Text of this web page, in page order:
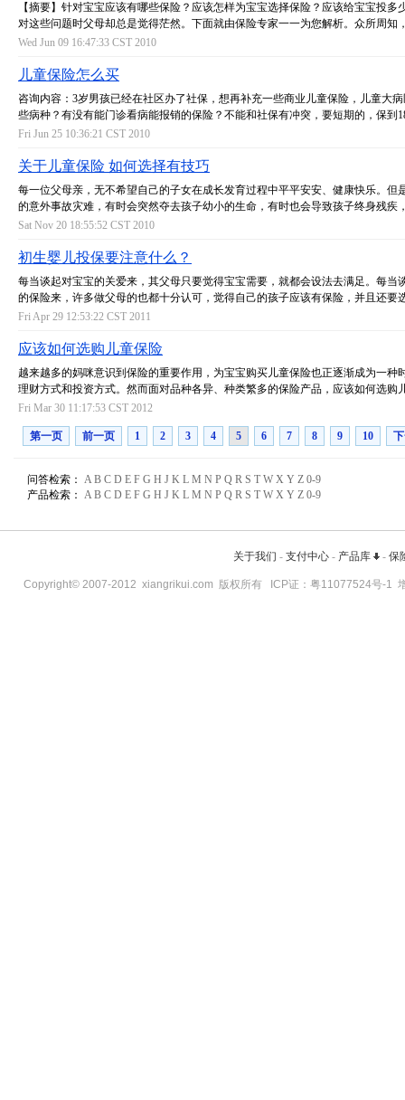
【摘要】针对宝宝应该有哪些保险？应该怎样为宝宝选择保险？应该给宝宝投多
对这些问题时父母却总是觉得茫然。下面就由保险专家一一为您解析。众所周知
Wed Jun 09 16:47:33 CST 2010
儿童保险怎么买
咨询内容：3岁男孩已经在社区办了社保，想再补充一些商业儿童保险，儿童大
些病种？有没有能门诊看病能报销的保险？不能和社保有冲突，要短期的，保到
Fri Jun 25 10:36:21 CST 2010
关于儿童保险 如何选择有技巧
每一位父母亲，无不希望自己的子女在成长发育过程中平平安安、健康快乐。但
的意外事故灾难，有时会突然夺去孩子幼小的生命，有时也会导致孩子终身残疾
Sat Nov 20 18:55:52 CST 2010
初生婴儿投保要注意什么？
每当谈起对宝宝的关爱来，其父母只要觉得宝宝需要，就都会设法去满足。每当
的保险来，许多做父母的也都十分认可，觉得自己的孩子应该有保险，并且还要
Fri Apr 29 12:53:22 CST 2011
应该如何选购儿童保险
越来越多的妈咪意识到保险的重要作用，为宝宝购买儿童保险也正逐渐成为一种
理财方式和投资方式。然而面对品种各异、种类繁多的保险产品，应该如何选购
Fri Mar 30 11:17:53 CST 2012
第一页 前一页 1 2 3 4 5 6 7 8 9 10
问答检索： A B C D E F G H J K L M N P Q R S T W X Y Z 0-9
产品检索： A B C D E F G H J K L M N P Q R S T W X Y Z 0-9
关于我们 - 支付中心- 产品库 - 保
Copyright© 2007-2012 xiangrikui.com 版权所有 ICP证： 粤11077524号-1